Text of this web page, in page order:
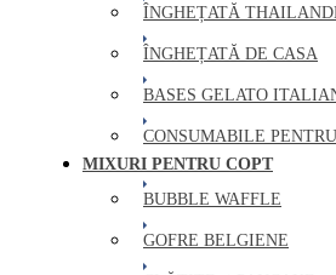
ÎNGHEȚATĂ
ÎNGHEȚATĂ DE CASA
BASES GELATO
CONSUMABILE
MIXURI PENTRU COPT
BUBBLE WAFFLE
GOFRE BELGIENE